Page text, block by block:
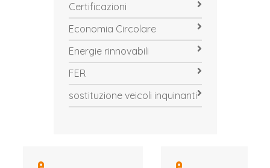
Certificazioni
Economia Circolare
Energie rinnovabili
FER
sostituzione veicoli inquinanti